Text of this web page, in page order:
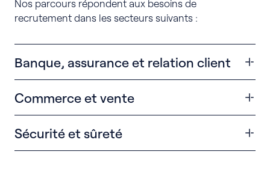
Nos parcours répondent aux besoins de
recrutement dans les secteurs suivants :
Banque, assurance et relation client
Conseiller clientèle particuliers
Conseiller clientèle des professionnels
Conseiller clientèle privé
Commerce et vente
Chargé de clientèle,
Responsable de rayon…
Sécurité et sûreté